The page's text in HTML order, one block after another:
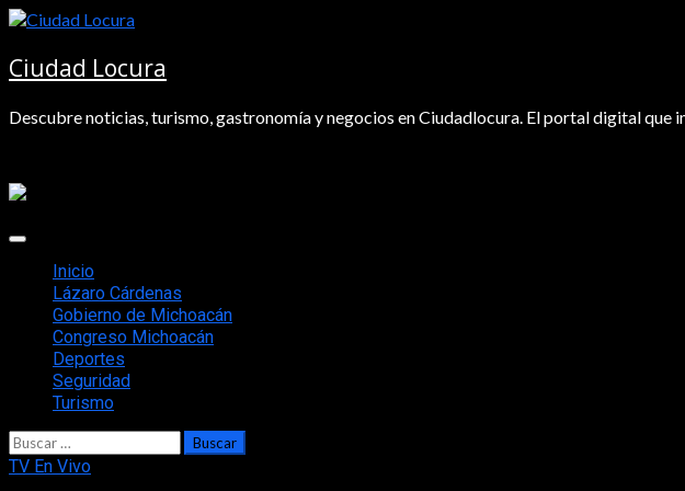
Saltar
contenido
Ciudad Locura
Descubre noticias, turismo, gastronomía y negocios en Ciudadlocura. El portal digital que
Menú
principalInicio
Lázaro Cárdenas
Gobierno de Michoacán
Congreso Michoacán
Deportes
Seguridad
Turismo
Buscar:
TV En Vivo